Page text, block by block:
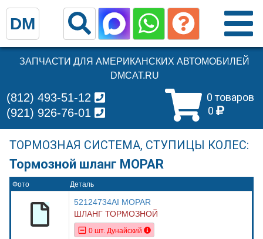
ЗАПЧАСТИ ДЛЯ АМЕРИКАНСКИХ АВТОМОБИЛЕЙ
DMCAT.RU
0 товаров
0
(812) 493-51-12
(921) 926-76-01
ТОРМОЗНАЯ СИСТЕМА, СТУПИЦЫ КОЛЕС:
Тормозной шланг MOPAR
Фото Деталь
52124734AI MOPAR
ШЛАНГ ТОРМОЗНОЙ
0 шт. Дунайский
DM